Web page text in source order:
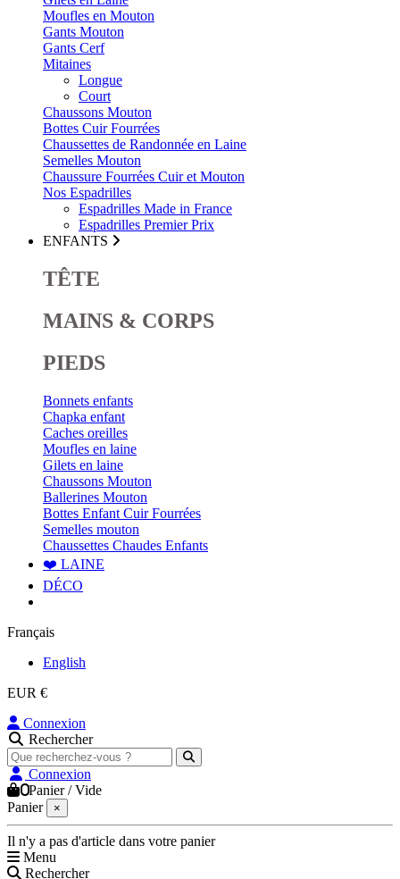
Moufles en Mouton
Gants Mouton
Gants Cerf
Mitaines
Longue
Court
Chaussons Mouton
Bottes Cuir Fourrées
Chaussettes de Randonnée en Laine
Semelles Mouton
Chaussure Fourrées Cuir et Mouton
Nos Espadrilles
Espadrilles Made in France
Espadrilles Premier Prix
ENFANTS
TÊTE
MAINS & CORPS
PIEDS
Bonnets enfants
Chapka enfant
Caches oreilles
Moufles en laine
Gilets en laine
Chaussons Mouton
Ballerines Mouton
Bottes Enfant Cuir Fourrées
Semelles mouton
Chaussettes Chaudes Enfants
❤️ LAINE
DÉCO
Français
English
EUR €
Connexion
Rechercher
Connexion
0Panier /Vide
Panier
×
Il n'y a pas d'article dans votre panier
Menu
Rechercher